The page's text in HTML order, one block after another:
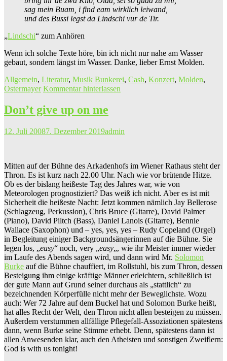
sag mein Buam, i find eam wirklich leiwand,
und des Bussi legst da Lindschi vur de Tir.
„Lindschi“ zum Anhören
Wenn ich solche Texte höre, bin ich nicht nur nahe am Wasser
gebaut, sondern längst im Wasser. Danke, lieber Ernst Molden.
Allgemein, Literatur, Musik Bunkerei, Cash, Konzert, Molden,
Ostermayer Kommentar hinterlassen
Don’t give up on me
12. Juli 20087. Dezember 2019admin
Mitten auf der Bühne des Arkadenhofs im Wiener Rathaus steht der
Thron. Es ist kurz nach 22.00 Uhr. Nach wie vor brütende Hitze.
Ob es der bislang heißeste Tag des Jahres war, wie von
Meteorologen prognostiziert? Das weiß ich nicht. Aber es ist mit
Sicherheit die heißeste Nacht: Jetzt kommen nämlich Jay Bellerose
(Schlagzeug, Perkussion), Chris Bruce (Gitarre), David Palmer
(Piano), David Piltch (Bass), Daniel Lanois (Gitarre), Bennie
Wallace (Saxophon) und – yes, yes, yes – Rudy Copeland (Orgel)
in Begleitung einiger Backgroundsängerinnen auf die Bühne. Sie
legen los, „easy“ noch, very „easy„, wie ihr Meister immer wieder
im Laufe des Abends sagen wird, und dann wird Mr. Solomon
Burke auf die Bühne chauffiert, im Rollstuhl, bis zum Thron, dessen
Besteigung ihm einige kräftige Männer erleichtern, schließlich ist
der gute Mann auf Grund seiner durchaus als „stattlich“ zu
bezeichnenden Körperfülle nicht mehr der Beweglichste. Wozu
auch: Wer 72 Jahre auf dem Buckel hat und Solomon Burke heißt,
hat alles Recht der Welt, den Thron nicht allen besteigen zu müssen.
Außerdem verstummen allfällige Pflegefall-Assoziationen spätestens
dann, wenn Burke seine Stimme erhebt. Denn, spätestens dann ist
allen Anwesenden klar, auch den Atheisten und sonstigen Zweiflern:
God is with us tonight!